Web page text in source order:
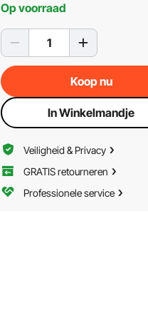
Op voorraad
Koop nu
In Winkelmandje
Veiligheid & Privacy
GRATIS retourneren
Professionele service